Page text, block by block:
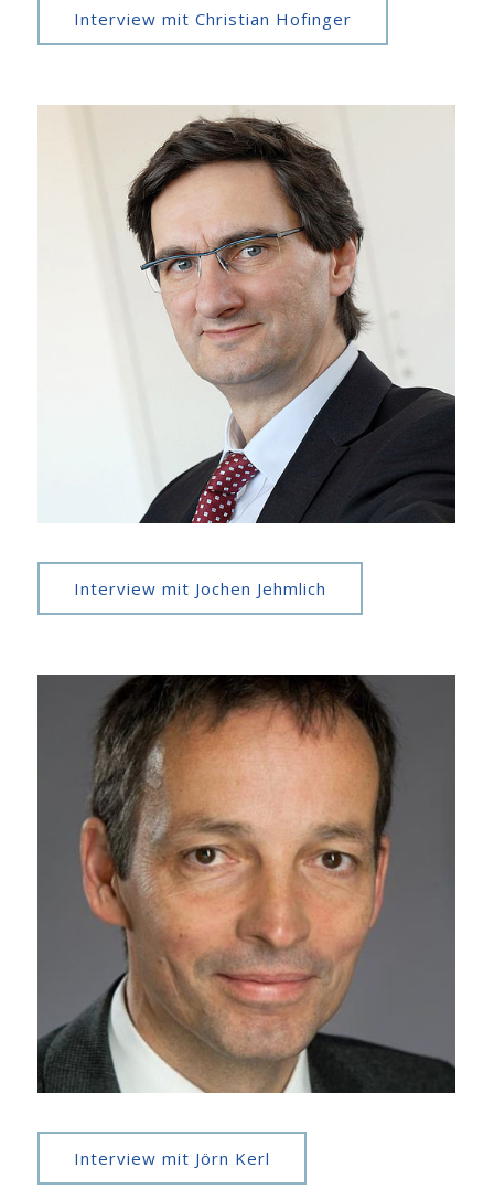
Interview mit Christian Hofinger
Interview mit Jochen Jehmlich
Interview mit Jörn Kerl